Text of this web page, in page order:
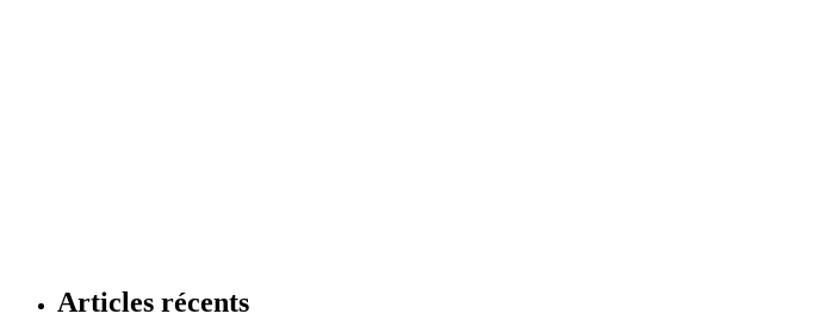
Articles récents